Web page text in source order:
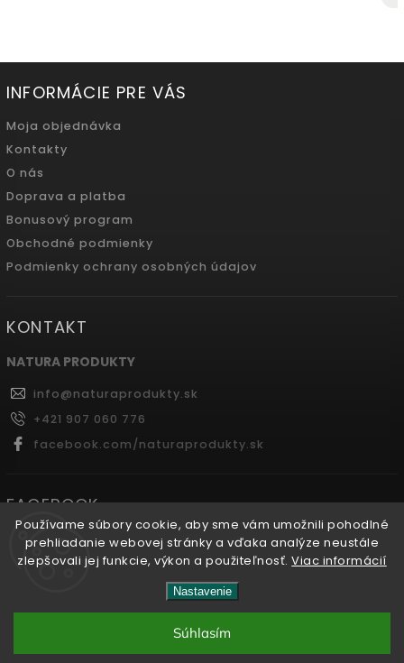
Používame súbory cookie, aby sme vám umožnili pohodlné
prehliadanie webovej stránky a vďaka analýze neustále
zlepšovali jej funkcie, výkon a použiteľnosť.Viac informácií
Nastavenie
Súhlasím
INFORMÁCIE PRE VÁS
Moja objednávka
Kontakty
O nás
Doprava a platba
Bonusový program
Obchodné podmienky
Podmienky ochrany osobných údajov
KONTAKT
NATURA PRODUKTY
info@naturaprodukty.sk
+421 907 060 776
facebook.com/naturaprodukty.sk
FACEBOOK
Naturaprodukty.sk
vyhradené.
Shoptet| Design